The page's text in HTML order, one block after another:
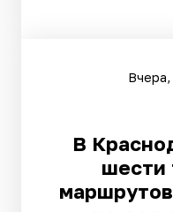
Вчера,
В
шести